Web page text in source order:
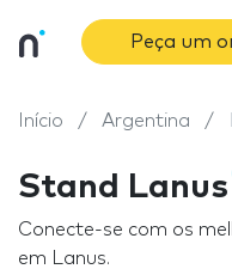
Peça um
Início Argentina
Stand Lanus
Conecte-se com os
em Lanus.